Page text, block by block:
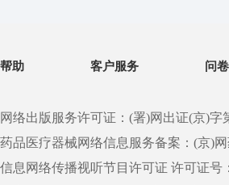
帮助 客户服务 问
网络出版服务许可证：(署)网出证(京)字
药品医疗器械网络信息服务备案：(京)
信息网络传播视听节目许可证 许可证号